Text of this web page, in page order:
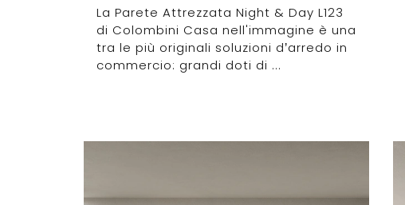
La Parete Attrezzata Night & Day L123
di Colombini Casa nell'immagine è una
tra le più originali soluzioni d’arredo in
commercio: grandi doti di ...